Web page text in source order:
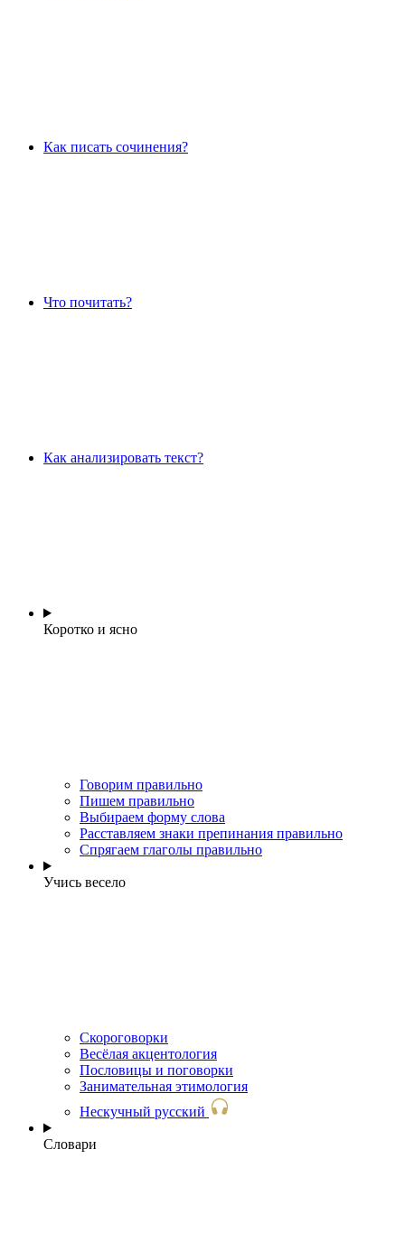
Как писать сочинения?
Что почитать?
Как анализировать текст?
Коротко и ясно
Говорим правильно
Пишем правильно
Выбираем форму слова
Расставляем знаки препинания правильно
Спрягаем глаголы правильно
Учись весело
Скороговорки
Весёлая акцентология
Пословицы и поговорки
Занимательная этимология
Нескучный русский
Словари